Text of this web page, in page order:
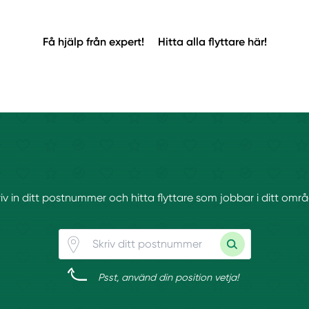
Få hjälp från expert! Hitta alla flyttare här!
in ditt postnummer och hitta flyttare som jobbar i ditt
Psst, använd din position vetja!